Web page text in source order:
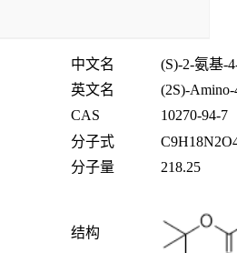
中文名 (S)-2-氨基-
英文名
(2S)-Amino-
CAS
10270-94-7
分子式
C9H18N2O
分子量
218.25
结构